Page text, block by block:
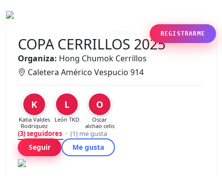
REGISTRARME
COPA CERRILLOS 2025
Organiza: Hong Chumok Cerrillos
Caletera Américo Vespucio 914
K
Katia Valdes
Rodriguez
L
León TKD
O
Oscar
alchao celis
(3)seguidores · (1) me gusta
Seguir Me gusta